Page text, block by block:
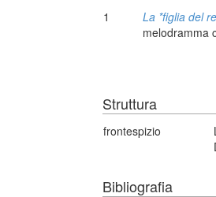
1
La *figlia del
melodramma
Struttura
frontespizio
Bibliografia